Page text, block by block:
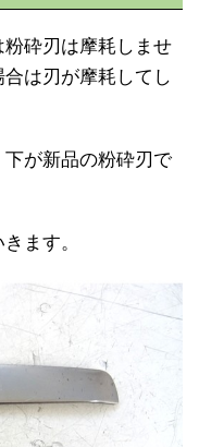
砕刃は摩耗しませ
は刃が摩耗してし
が新品の粉砕刃で
ます。